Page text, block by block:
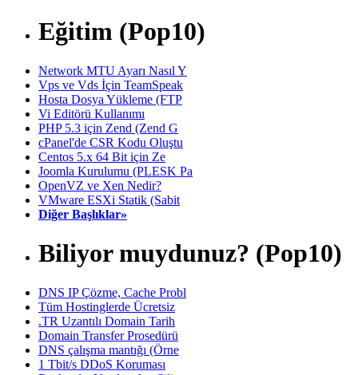
Eğitim (Pop10)
Network MTU Ayarı Nasıl Y
Vps ve Vds İçin TeamSpeak
Hosta Dosya Yükleme (FTP
Vi Editörü Kullanımı
PHP 5.3 için Zend (Zend G
cPanel'de CSR Kodu Oluştu
Centos 5.x 64 Bit için Ze
Joomla Kurulumu (PLESK Pa
OpenVZ ve Xen Nedir?
VMware ESXi Statik (Sabit
Diğer Başlıklar»
Biliyor muydunuz? (Pop10)
DNS IP Çözme, Cache Probl
Tüm Hostinglerde Ücretsiz
.TR Uzantılı Domain Tarih
Domain Transfer Prosedürü
DNS çalışma mantığı (Örne
1 Tbit/s DDoS Koruması